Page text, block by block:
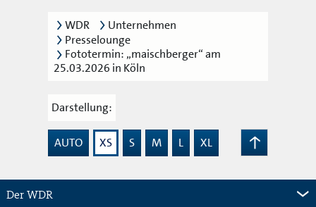
WDR
Unternehmen
Presselounge
Fototermin: „maischberger“ am
25.03.2026 in Köln
Darstellung:
AUTO XS S M L
XL
Zum
Der WDR